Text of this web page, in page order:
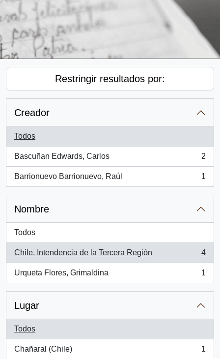
Restringir resultados por:
Creador
Todos
Bascuñan Edwards, Carlos
, 2 resultados
2
Barrionuevo Barrionuevo, Raúl
, 1 resultados
1
Nombre
Todos
Chile. Intendencia de la Tercera Región
, 4 resultados
4
Urqueta Flores, Grimaldina
, 1 resultados
1
Lugar
Todos
Chañaral (Chile)
, 1 resultados
1